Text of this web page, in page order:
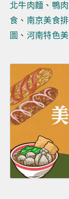
北牛肉麵 、 鴨
食 、 南京美食
圖 、 河南特色